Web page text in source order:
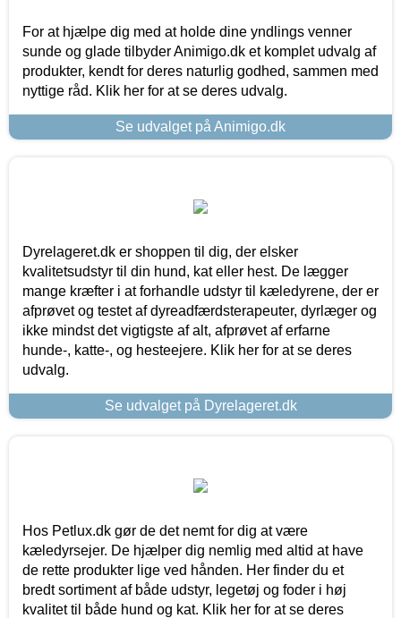
For at hjælpe dig med at holde dine yndlings venner
sunde og glade tilbyder Animigo.dk et komplet udvalg af
produkter, kendt for deres naturlig godhed, sammen med
nyttige råd. Klik her for at se deres udvalg.
Se udvalget på Animigo.dk
Dyrelageret.dk er shoppen til dig, der elsker
kvalitetsudstyr til din hund, kat eller hest. De lægger
mange kræfter i at forhandle udstyr til kæledyrene, der er
afprøvet og testet af dyreadfærdsterapeuter, dyrlæger og
ikke mindst det vigtigste af alt, afprøvet af erfarne
hunde-, katte-, og hesteejere. Klik her for at se deres
udvalg.
Se udvalget på Dyrelageret.dk
Hos Petlux.dk gør de det nemt for dig at være
kæledyrsejer. De hjælper dig nemlig med altid at have
de rette produkter lige ved hånden. Her finder du et
bredt sortiment af både udstyr, legetøj og foder i høj
kvalitet til både hund og kat. Klik her for at se deres